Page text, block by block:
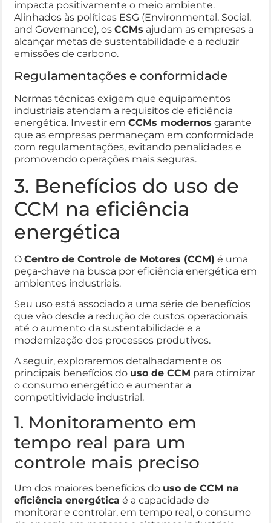
impacta positivamente o meio ambiente.
Alinhados às políticas ESG (Environmental, Social,
and Governance), os CCMs ajudam as empresas a
alcançar metas de sustentabilidade e a reduzir
emissões de carbono.
Regulamentações e conformidade
Normas técnicas exigem que equipamentos
industriais atendam a requisitos de eficiência
energética. Investir em CCMs modernos garante
que as empresas permaneçam em conformidade
com regulamentações, evitando penalidades e
promovendo operações mais seguras.
3. Benefícios do uso de
CCM na eficiência
energética
O Centro de Controle de Motores (CCM) é uma
peça-chave na busca por eficiência energética em
ambientes industriais.
Seu uso está associado a uma série de benefícios
que vão desde a redução de custos operacionais
até o aumento da sustentabilidade e a
modernização dos processos produtivos.
A seguir, exploraremos detalhadamente os
principais benefícios do uso de CCM para otimizar
o consumo energético e aumentar a
competitividade industrial.
1. Monitoramento em
tempo real para um
controle mais preciso
Um dos maiores benefícios do uso de CCM na
eficiência energética é a capacidade de
monitorar e controlar, em tempo real, o consumo